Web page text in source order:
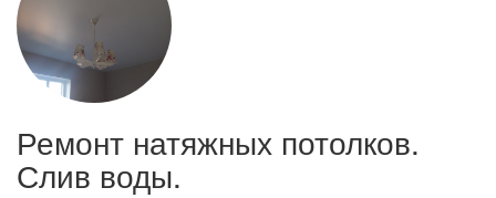
Ремонт натяжных потолков.
Слив воды.